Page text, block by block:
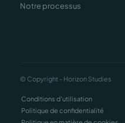
Notre processus
© Copyright - Horizon Studies
Conditions d’utilisation
Politique de confidentialité